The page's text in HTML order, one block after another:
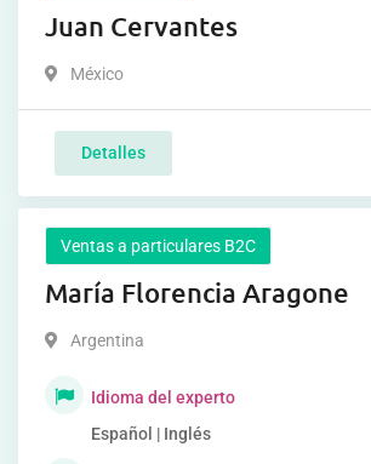
Juan Cervantes
México
Detalles
Ventas a particulares B2C
María Florencia Aragone
Argentina
Idioma del experto
Español | Inglés